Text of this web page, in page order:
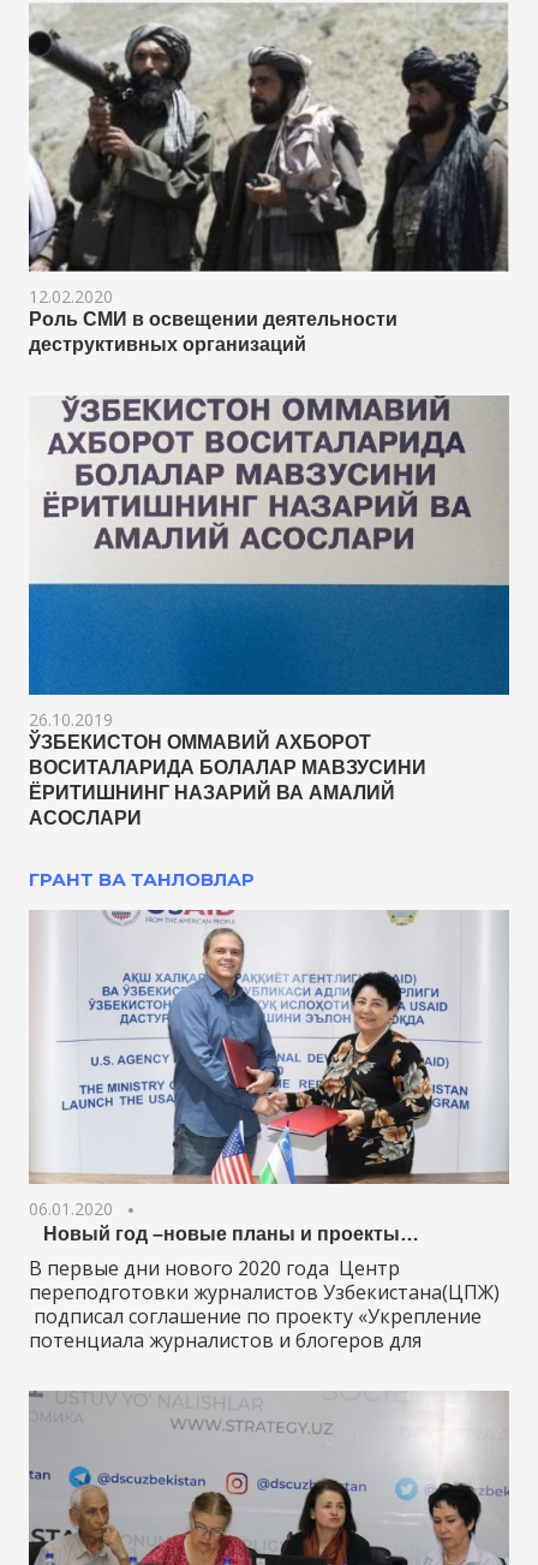
12.02.2020
Роль СМИ в освещении деятельности
деструктивных организаций
26.10.2019
ЎЗБЕКИСТОН ОММАВИЙ АХБОРОТ
ВОСИТАЛАРИДА БОЛАЛАР МАВЗУСИНИ
ЁРИТИШНИНГ НАЗАРИЙ ВА АМАЛИЙ
АСОСЛАРИ
ГРАНТ ВА ТАНЛОВЛАР
06.01.2020
Новый год –новые планы и проекты…
В первые дни нового 2020 года Центр
переподготовки журналистов Узбекистана(ЦПЖ)
подписал соглашение по проекту «Укрепление
потенциала журналистов и блогеров для